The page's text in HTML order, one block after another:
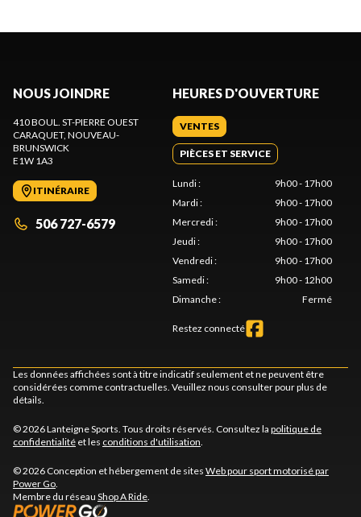
NOUS JOINDRE
410 BOUL. ST-PIERRE OUEST
CARAQUET, NOUVEAU-
BRUNSWICK
E1W 1A3
ITINÉRAIRE
506 727-6579
HEURES D'OUVERTURE
VENTES
PIÈCES ET SERVICE
Lundi:
9h00 - 17h00
Mardi:
9h00 - 17h00
Mercredi:
9h00 - 17h00
Jeudi:
9h00 - 17h00
Vendredi:
9h00 - 17h00
Samedi:
9h00 - 12h00
Dimanche: Fermé
Restez connecté
Les données affichées sont à titre indicatif seulement et ne peuvent être
considérées comme contractuelles. Veuillez nous consulter pour plus de
détails.
© 2026 Lanteigne Sports. Tous droits réservés. Consultez la politique de
confidentialité et les conditions d'utilisation.
© 2026 Conception et hébergement de sites Web pour sport motorisé par
Power Go.
Membre du réseau Shop A Ride.